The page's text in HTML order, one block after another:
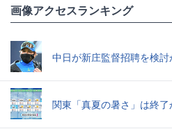
画像アクセスランキング
中日が新庄監督招聘を検討
関東「真夏の暑さ」は終了